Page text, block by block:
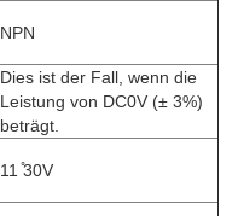
NPN
Dies ist der Fall, wenn die
Leistung von DC0V (± 3%)
beträgt.
11 ̊30V